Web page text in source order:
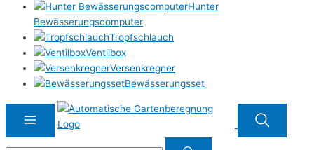
Hunter
Bewässerungscomputer
Tropfschlauch
Ventilbox
Versenkregner
Bewässerungsset